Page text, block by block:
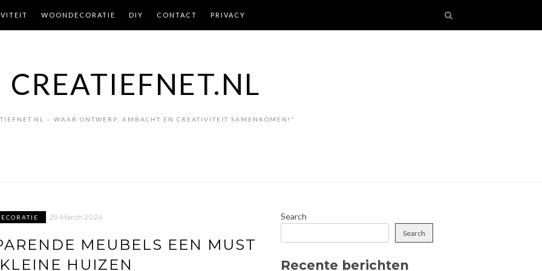
WOONDECORATIE DIY CONTACT PRIVACY
CREATIEFNET.NL
– WAAR ONTWERP, AMBACHT EN CREATIVITEIT SAMENKOMEN!"
29 March 2024
MEUBELS EEN MUST
HUIZEN
Search
Search
Recente berichten